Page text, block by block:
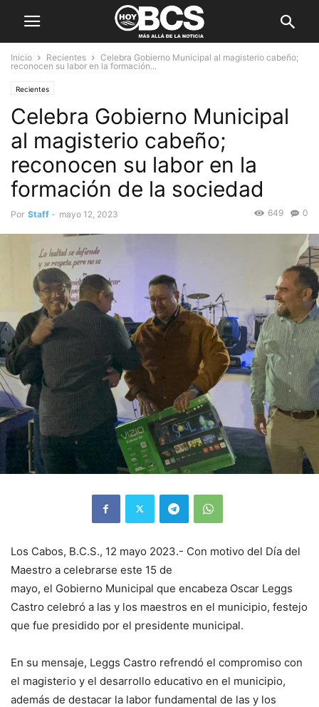
Inicio Recientes
Celebra Gobierno Municipal al magisterio cabeño;
reconocen su labor en la formación...
Recientes
Celebra Gobierno Municipal
al magisterio cabeño;
reconocen su labor en la
formación de la sociedad
Por Staff - mayo 12, 2023 0
649
Los Cabos, B.C.S., 12 mayo 2023.- Con motivo del Día del
Maestro a celebrarse este 15 de
mayo, el Gobierno Municipal que encabeza Oscar Leggs
Castro celebró a las y los maestros en el municipio, festejo
que fue presidido por el presidente municipal.
En su mensaje, Leggs Castro refrendó el compromiso con
el magisterio y el desarrollo educativo en el municipio,
además de destacar la labor fundamental de las y los